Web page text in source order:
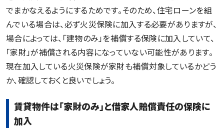
でまかなえるようにするためです。そのため、住宅ローンを組
んでいる場合は、必ず火災保険に加入する必要がありますが、
場合によっては、「建物のみ」を補償する保険に加入していて、
「家財」が補償される内容になっていない可能性があります。
現在加入している火災保険が家財も補償対象しているかどう
か、確認しておくと良いでしょう。
賃貸物件は「家財のみ」と借家人賠償責任の保険に
加入